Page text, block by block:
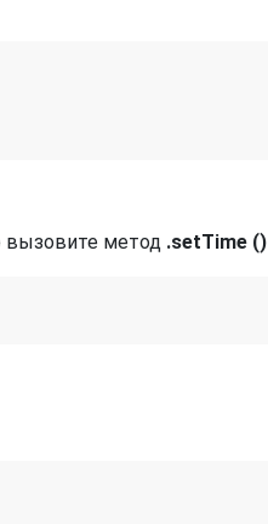
вызовите метод .setTime ()